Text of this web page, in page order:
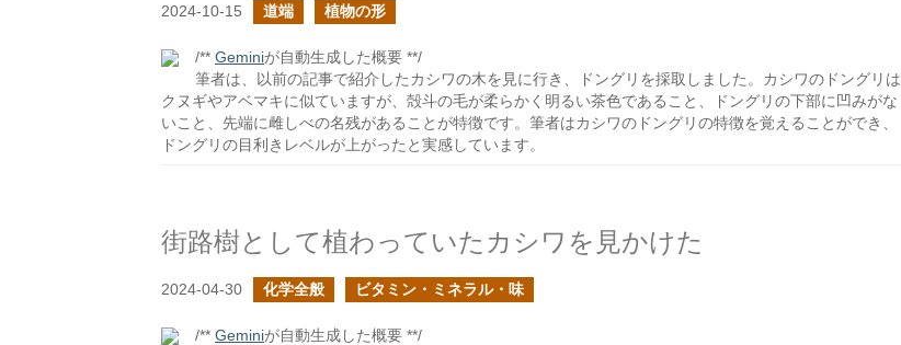
2024-10-15 道端 植物の形
/** Geminiが自動生成した概要 **/
筆者は、以前の記事で紹介したカシワの木を見に行き、ドングリを採取しました。カシワのドングリは
クヌギやアベマキに似ていますが、殻斗の毛が柔らかく明るい茶色であること、ドングリの下部に凹みがな
いこと、先端に雌しべの名残があることが特徴です。筆者はカシワのドングリの特徴を覚えることができ、
ドングリの目利きレベルが上がったと実感しています。
街路樹として植わっていたカシワを見かけた
2024-04-30 化学全般 ビタミン・ミネラル・味
/** Geminiが自動生成した概要 **/